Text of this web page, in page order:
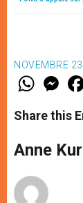
NOVEMBRE
W
t
s
p
p
M
e
s
e
g
e
Share this
Anne